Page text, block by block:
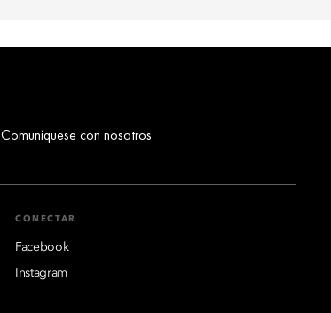
Comuníquese con nosotros
CONECTAR
Facebook
Instagram